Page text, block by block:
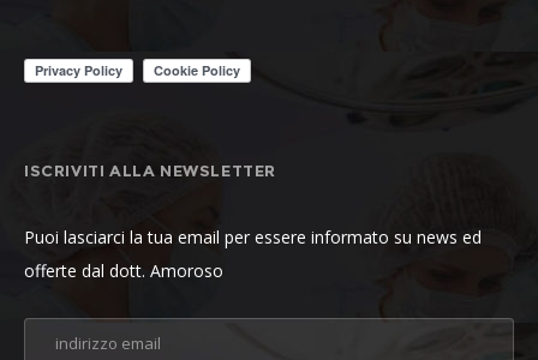
ISCRIVITI ALLA NEWSLETTER
Puoi lasciarci la tua email per essere informato su news ed
offerte dal dott. Amoroso